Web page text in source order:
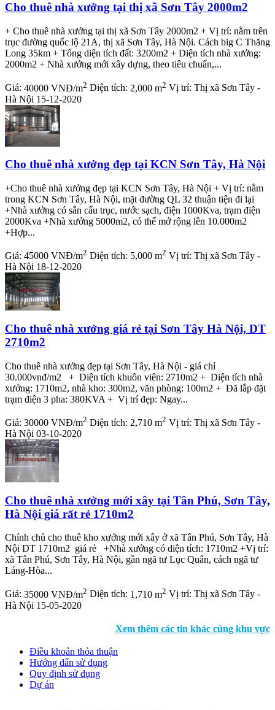
Cho thuê nhà xưởng tại thị xã Sơn Tây 2000m2
+ Cho thuê nhà xưởng tại thị xã Sơn Tây 2000m2 + Vị trí: nằm trên
trục đường quốc lộ 21A, thị xã Sơn Tây, Hà Nội. Cách big C Thăng
Long 35km + Tổng diện tích đất: 3200m2 + Diện tích nhà xưởng:
2000m2 + Nhà xưởng mới xây dựng, theo tiêu chuẩn,...
Giá: 40000 VNĐ/m2 Diện tích: 2,000 m2 Vị trí: Thị xã Sơn Tây -
Hà Nội 15-12-2020
Cho thuê nhà xưởng đẹp tại KCN Sơn Tây, Hà Nội
+Cho thuê nhà xưởng đẹp tại KCN Sơn Tây, Hà Nội + Vị trí: nằm
trong KCN Sơn Tây, Hà Nội, mặt đường QL 32 thuận tiện đi lại
+Nhà xưởng có sẵn cẩu trục, nước sạch, điện 1000Kva, trạm điện
2000Kva +Nhà xưởng 5000m2, có thể mở rộng lên 10.000m2
+Hợp...
Giá: 45000 VNĐ/m2 Diện tích: 5,000 m2 Vị trí: Thị xã Sơn Tây -
Hà Nội 18-12-2020
Cho thuê nhà xưởng giá rẻ tại Sơn Tây Hà Nội, DT
2710m2
Cho thuê nhà xưởng đẹp tại Sơn Tây, Hà Nội - giá chỉ
30.000vnđ/m2 + Diện tích khuôn viên: 2710m2 + Diện tích nhà
xưởng: 1710m2, nhà kho: 300m2, văn phòng: 100m2 + Đã lắp đặt
trạm điện 3 pha: 380KVA + Vị trí đẹp: Ngay...
Giá: 30000 VNĐ/m2 Diện tích: 2,710 m2 Vị trí: Thị xã Sơn Tây -
Hà Nội 03-10-2020
Cho thuê nhà xưởng mới xây tại Tân Phú, Sơn Tây,
Hà Nội giá rất rẻ 1710m2
Chính chủ cho thuê kho xưởng mới xây ở xã Tân Phú, Sơn Tây, Hà
Nội DT 1710m2 giá rẻ +Nhà xưởng có diện tích: 1710m2 +Vị trí:
xã Tân Phú, Sơn Tây, Hà Nội, gần ngã tư Lục Quân, cách ngã tư
Láng-Hòa...
Giá: 35000 VNĐ/m2 Diện tích: 1,710 m2 Vị trí: Thị xã Sơn Tây -
Hà Nội 15-05-2020
Xem thêm các tin khác cùng khu vực
Điều khoản thỏa thuận
Hướng dẩn sử dụng
Quy định sử dụng
Dự án